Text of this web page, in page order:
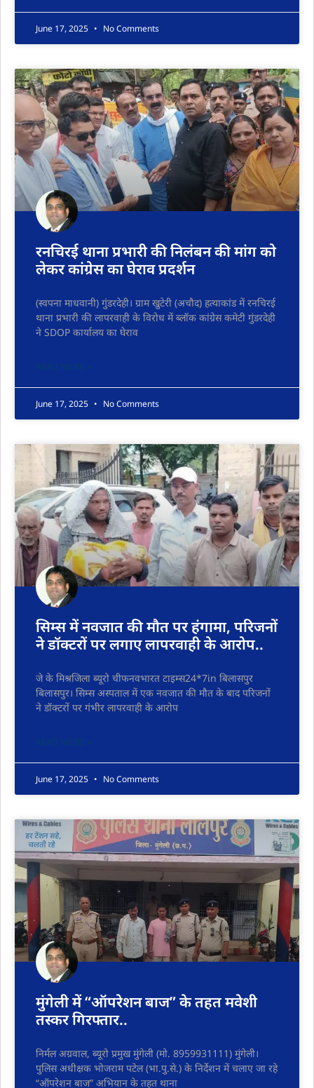
June 17, 2025 No Comments
रनचिरई थाना प्रभारी की निलंबन की मांग को
लेकर कांग्रेस का घेराव प्रदर्शन
(स्वपना माधवानी) गुंडरदेही। ग्राम खुटेरी (अचौद) हत्याकांड में रनचिरई
थाना प्रभारी की लापरवाही के विरोध में ब्लॉक कांग्रेस कमेटी गुंडरदेही
ने SDOP कार्यालय का घेराव
READ MORE »
June 17, 2025 No Comments
सिम्स में नवजात की मौत पर हंगामा, परिजनों
ने डॉक्टरों पर लगाए लापरवाही के आरोप..
जे के मिश्रजिला ब्यूरो चीफनवभारत टाइम्स24*7in बिलासपुर
बिलासपुर। सिम्स अस्पताल में एक नवजात की मौत के बाद परिजनों
ने डॉक्टरों पर गंभीर लापरवाही के आरोप
READ MORE »
June 17, 2025 No Comments
मुंगेली में “ऑपरेशन बाज” के तहत मवेशी
तस्कर गिरफ्तार..
निर्मल अग्रवाल, ब्यूरो प्रमुख मुंगेली (मो. 8959931111) मुंगेली।
पुलिस अधीक्षक भोजराम पटेल (भा.पु.से.) के निर्देशन में चलाए जा रहे
“ऑपरेशन बाज” अभियान के तहत थाना